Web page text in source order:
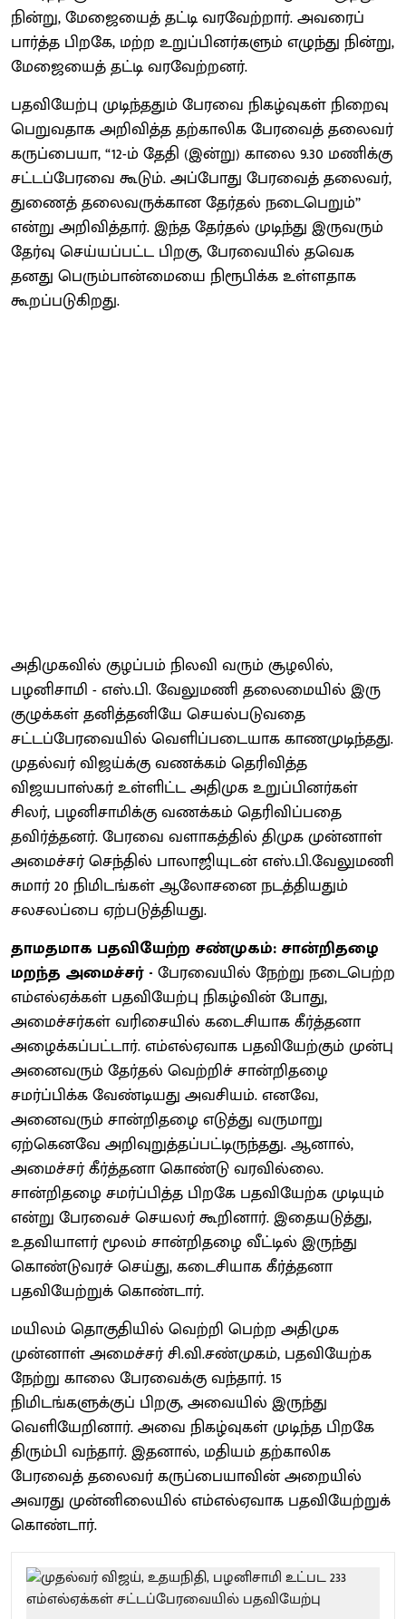
நின்று, மேஜையைத் தட்டி வரவேற்றார். அவரைப்
பார்த்த பிறகே, மற்ற உறுப்பினர்களும் எழுந்து நின்று,
மேஜையைத் தட்டி வரவேற்றனர்.
பதவியேற்பு முடிந்ததும் பேரவை நிகழ்வுகள் நிறைவு
பெறுவதாக அறிவித்த தற்காலிக பேரவைத் தலைவர்
கருப்பையா, “12-ம் தேதி (இன்று) காலை 9.30 மணிக்கு
சட்டப்பேரவை கூடும். அப்போது பேரவைத் தலைவர்,
துணைத் தலைவருக்கான தேர்தல் நடைபெறும்’’
என்று அறிவித்தார். இந்த தேர்தல் முடிந்து இருவரும்
தேர்வு செய்யப்பட்ட பிறகு, பேரவையில் தவெக
தனது பெரும்பான்மையை நிரூபிக்க உள்ளதாக
கூறப்படுகிறது.
அதிமுகவில் குழப்பம் நிலவி வரும் சூழலில்,
பழனிசாமி - எஸ்.பி. வேலுமணி தலைமையில் இரு
குழுக்கள் தனித்தனியே செயல்படுவதை
சட்டப்பேரவையில் வெளிப்படையாக காணமுடிந்தது.
முதல்வர் விஜய்க்கு வணக்கம் தெரிவித்த
விஜயபாஸ்கர் உள்ளிட்ட அதிமுக உறுப்பினர்கள்
சிலர், பழனிசாமிக்கு வணக்கம் தெரிவிப்பதை
தவிர்த்தனர். பேரவை வளாகத்தில் திமுக முன்னாள்
அமைச்சர் செந்தில் பாலாஜியுடன் எஸ்.பி.வேலுமணி
சுமார் 20 நிமிடங்கள் ஆலோசனை நடத்தியதும்
சலசலப்பை ஏற்படுத்தியது.
தாமதமாக பதவியேற்ற சண்முகம்: சான்றிதழை
மறந்த அமைச்சர் - பேரவையில் நேற்று நடைபெற்ற
எம்எல்ஏக்கள் பதவியேற்பு நிகழ்வின் போது,
அமைச்சர்கள் வரிசையில் கடைசியாக கீர்த்தனா
அழைக்கப்பட்டார். எம்எல்ஏவாக பதவியேற்கும் முன்பு
அனைவரும் தேர்தல் வெற்றிச் சான்றிதழை
சமர்ப்பிக்க வேண்டியது அவசியம். எனவே,
அனைவரும் சான்றிதழை எடுத்து வருமாறு
ஏற்கெனவே அறிவுறுத்தப்பட்டிருந்தது. ஆனால்,
அமைச்சர் கீர்த்தனா கொண்டு வரவில்லை.
சான்றிதழை சமர்ப்பித்த பிறகே பதவியேற்க முடியும்
என்று பேரவைச் செயலர் கூறினார். இதையடுத்து,
உதவியாளர் மூலம் சான்றிதழை வீட்டில் இருந்து
கொண்டுவரச் செய்து, கடைசியாக கீர்த்தனா
பதவியேற்றுக் கொண்டார்.
மயிலம் தொகுதியில் வெற்றி பெற்ற அதிமுக
முன்னாள் அமைச்சர் சி.வி.சண்முகம், பதவியேற்க
நேற்று காலை பேரவைக்கு வந்தார். 15
நிமிடங்களுக்குப் பிறகு, அவையில் இருந்து
வெளியேறினார். அவை நிகழ்வுகள் முடிந்த பிறகே
திரும்பி வந்தார். இதனால், மதியம் தற்காலிக
பேரவைத் தலைவர் கருப்பையாவின் அறையில்
அவரது முன்னிலையில் எம்எல்ஏவாக பதவியேற்றுக்
கொண்டார்.